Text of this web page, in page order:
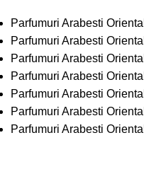
Parfumuri Arabesti
Parfumuri Arabesti
Parfumuri Arabesti
Parfumuri Arabesti
Parfumuri Arabesti
Parfumuri Arabesti
Parfumuri Arabesti